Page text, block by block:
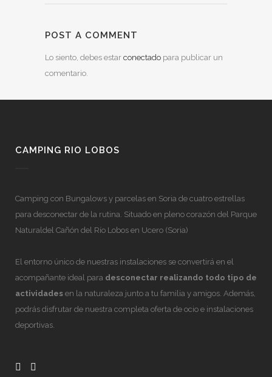
POST A COMMENT
Lo siento, debes estar conectado para publicar un
comentario.
CAMPING RIO LOBOS
Camping con Bungalows y parcelas en Soria de cuatro estrellas
para desconectar de la rutina. Situado en pleno corazón del Parque
Naturaldel Cañón del Río Lobos en Ucero (Soria)
El entorno único de nuestras instalaciones se convertirá en el
acompañante ideal para desconectar realizando todo tipo de
actividades en la naturaleza junto a tu familia y amigos. Además,
podrás disfrutar de nuestra completa oferta de ocio e instalaciones
deportivas.